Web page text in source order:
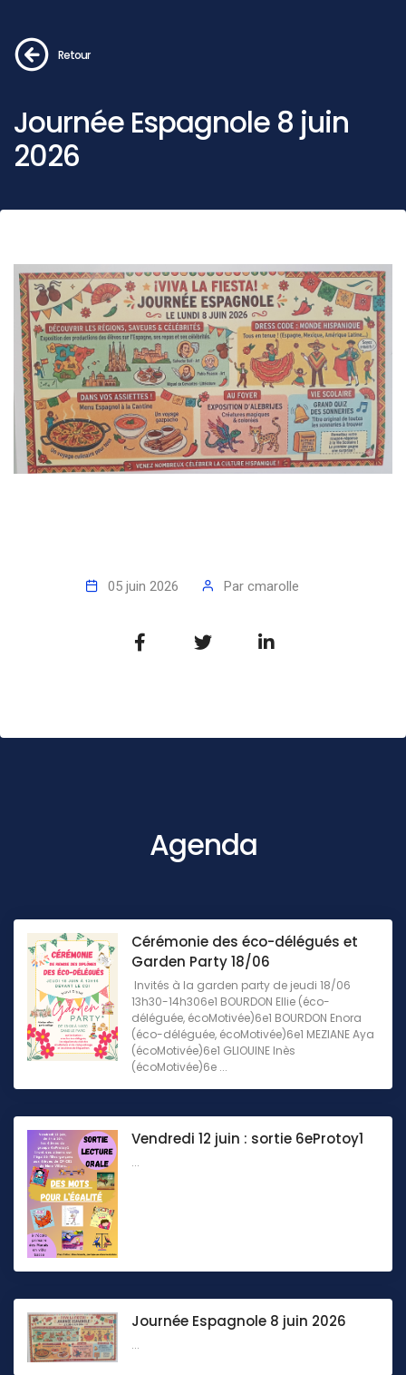
Retour
Journée Espagnole 8 juin
2026
05 juin 2026 Par cmarolle
Agenda
Cérémonie des éco-délégués et
Garden Party 18/06
Invités à la garden party de jeudi 18/06
13h30-14h306e1 BOURDON Ellie (éco-
déléguée, écoMotivée)6e1 BOURDON Enora
(éco-déléguée, écoMotivée)6e1 MEZIANE Aya
(écoMotivée)6e1 GLIOUINE Inès
(écoMotivée)6e ...
Vendredi 12 juin : sortie 6eProtoy1
...
Journée Espagnole 8 juin 2026
...